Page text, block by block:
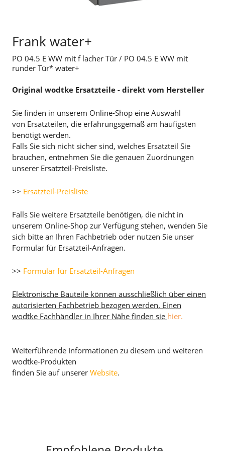
Frank water+
PO 04.5 E WW mit f lacher Tür / PO 04.5 E WW mit
runder Tür* water+
Original wodtke Ersatzteile - direkt vom Hersteller
Sie finden in unserem Online-Shop eine Auswahl
von Ersatzteilen, die erfahrungsgemäß am häufigsten
benötigt werden.
Falls Sie sich nicht sicher sind, welches Ersatzteil Sie
brauchen, entnehmen Sie die genauen Zuordnungen
unserer Ersatzteil-Preisliste.
>> Ersatzteil-Preisliste
Falls Sie weitere Ersatzteile benötigen, die nicht in
unserem Online-Shop zur Verfügung stehen, wenden Sie
sich bitte an Ihren Fachbetrieb oder nutzen Sie unser
Formular für Ersatzteil-Anfragen.
>> Formular für Ersatzteil-Anfragen
Elektronische Bauteile können ausschließlich über einen
autorisierten Fachbetrieb bezogen werden. Einen
wodtke Fachhändler in Ihrer Nähe finden sie hier.
Weiterführende Informationen zu diesem und weiteren
wodtke-Produkten
finden Sie auf unserer Website.